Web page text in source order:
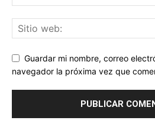
Guardar mi nombre, correo
navegador la próxima vez que